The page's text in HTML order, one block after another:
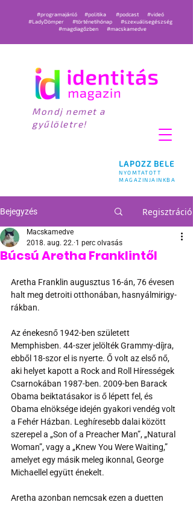
LAPOZZ BELE
NYOMTATOTT
MAGAZINJAINKBA
#programajánló #politika #podcast
#videó
#LadyDömper
#történetihónap
#szexuálisegészség
#magdiagőzben
#macskamedve
Mondj nemet a
gyűlöletre!
Bejegyzés Regisztráció
Búcsú Aretha Franklintől
Macskamedve
2018. aug. 22. 1 perc olvasás
Aretha Franklin augusztus 16-án, 76 évesen
halt meg detroiti otthonában, hasnyálmirigy-
rákban.
Az énekesnő 1942-ben született
Memphisben. 44-szer jelölték Grammy-díjra,
ebből 18-szor el is nyerte. Ő volt az első nő,
aki helyet kapott a Rock and Roll Hírességek
Csarnokában 1987-ben. 2009-ben Barack
Obama beiktatásakor is ő lépett fel, és
Obama elnöksége idején gyakori vendég volt
a Fehér Házban. Leghíresebb dalai között
szerepel a „Son of a Preacher Man”, „Natural
Woman”, vagy a „Knew You Were Waiting,”
amelyet egy másik meleg ikonnal, George
Michaellel együtt énekelt.
Aretha azonban nemcsak ezen a duetten